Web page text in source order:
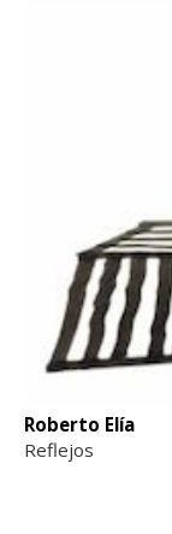
Roberto Elía
Reflejos